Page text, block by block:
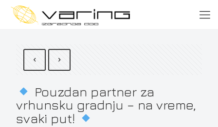
Pouzdan partner za
vrhunsku gradnju – na vreme,
svaki put!